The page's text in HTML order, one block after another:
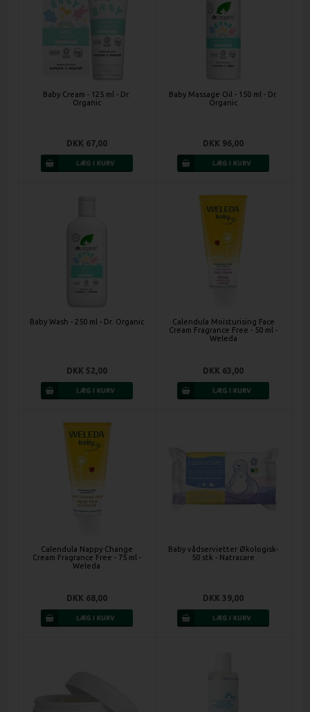
Baby Cream - 125 ml - Dr.
Organic
DKK 67,00
Baby Massage Oil - 150 ml - Dr.
Organic
DKK 96,00
Baby Wash - 250 ml - Dr. Organic
DKK 52,00
Calendula Moisturising Face
Cream Fragrance Free - 50 ml -
Weleda
DKK 63,00
Calendula Nappy Change
Cream Fragrance Free - 75 ml -
Weleda
DKK 68,00
Baby vådservietter Økologisk-
50 stk - Natracare
DKK 39,00